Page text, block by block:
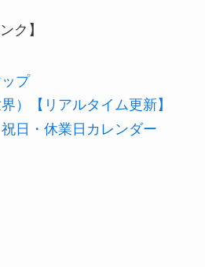
ク】
プ
）【リアルタイム更新】
日・休業日カレンダー